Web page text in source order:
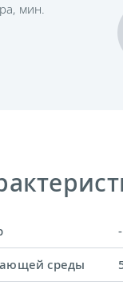
мин.
среды